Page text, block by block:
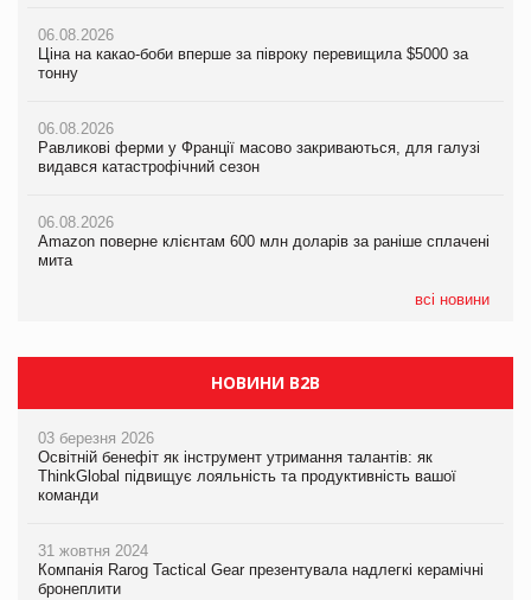
06.08.2026
Ціна на какао-боби вперше за півроку перевищила $5000 за
тонну
06.08.2026
Равликові ферми у Франції масово закриваються, для галузі
видався катастрофічний сезон
06.08.2026
Amazon поверне клієнтам 600 млн доларів за раніше сплачені
мита
всі новини
06.08.2026
Ціна на какао-боби вперше за півроку перевищила $5000 за
тонну
06.08.2026
Равликові ферми у Франції масово закриваються, для галузі
видався катастрофічний сезон
06.08.2026
Amazon поверне клієнтам 600 млн доларів за раніше сплачені
мита
06.08.2026
Равликові ферми у Франції масово закриваються, для галузі
видався катастрофічний сезон
06.08.2026
Amazon поверне клієнтам 600 млн доларів за раніше сплачені
мита
05.08.2026
У Євросоюзі набули чинності нові правила щодо штучного
інтелекту
НОВИНИ B2B
03 березня 2026
Освітній бенефіт як інструмент утримання талантів: як
ThinkGlobal підвищує лояльність та продуктивність вашої
команди
31 жовтня 2024
Компанія Rarog Tactical Gear презентувала надлегкі керамічні
бронеплити